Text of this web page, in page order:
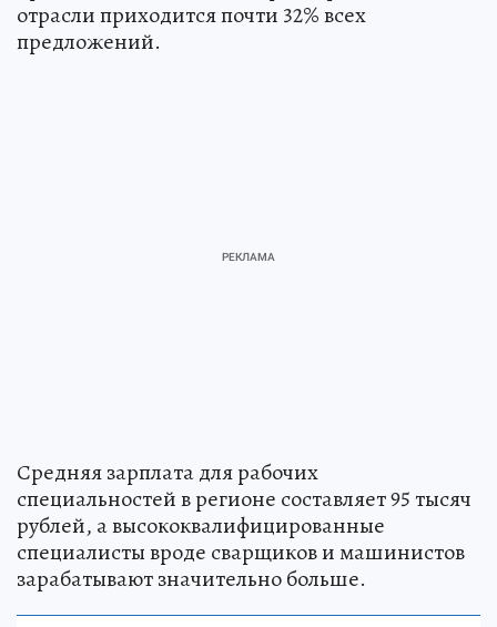
отрасли приходится почти 32% всех
предложений.
Средняя зарплата для рабочих
специальностей в регионе составляет 95 тысяч
рублей, а высококвалифицированные
специалисты вроде сварщиков и машинистов
зарабатывают значительно больше.